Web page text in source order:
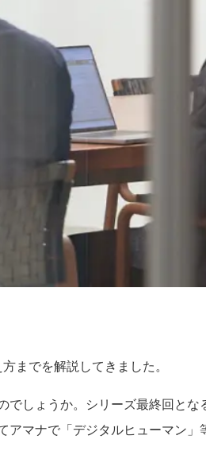
までを解説してきました。
しょうか。シリーズ最終回とな
マナで「デジタルヒューマン」